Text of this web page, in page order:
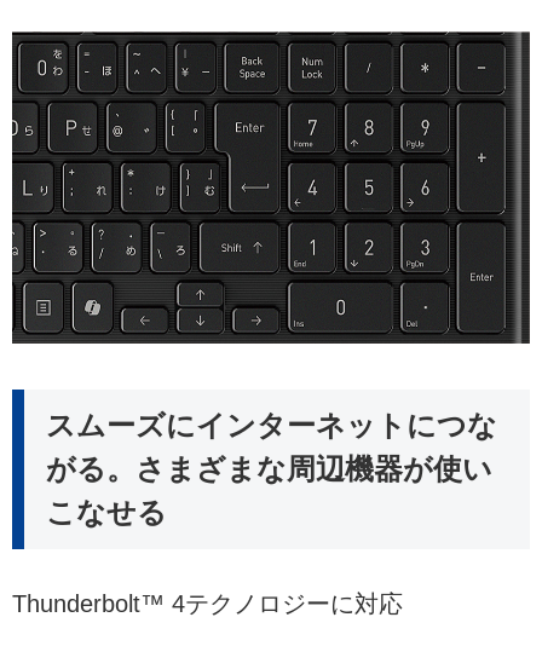
スムーズにインターネットにつな
がる。さまざまな周辺機器が使い
こなせる
Thunderbolt™ 4テクノロジーに対応